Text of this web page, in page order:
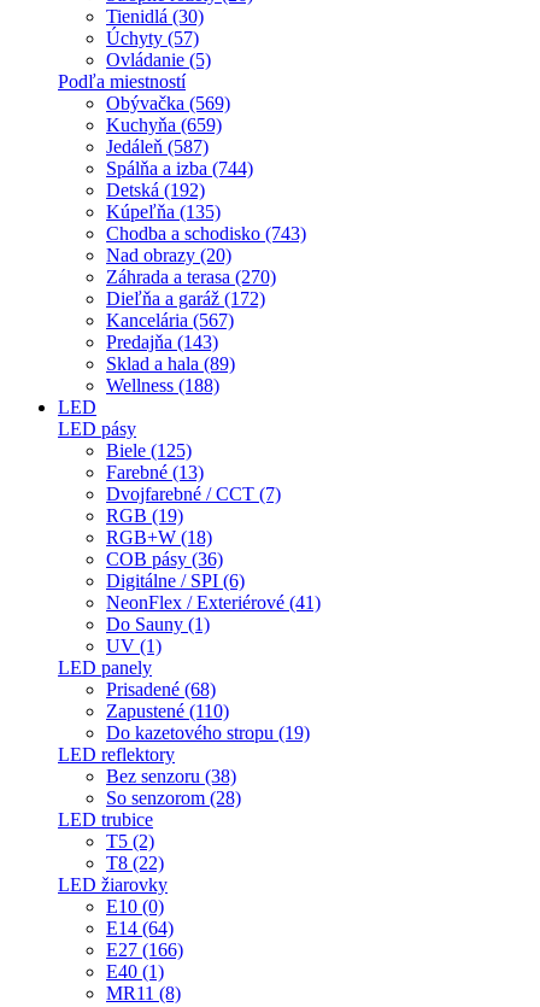
Tienidlá (30)
Úchyty (57)
Ovládanie (5)
Podľa miestností
Obývačka (569)
Kuchyňa (659)
Jedáleň (587)
Spálňa a izba (744)
Detská (192)
Kúpeľňa (135)
Chodba a schodisko (743)
Nad obrazy (20)
Záhrada a terasa (270)
Dieľňa a garáž (172)
Kancelária (567)
Predajňa (143)
Sklad a hala (89)
Wellness (188)
LED
LED pásy
Biele (125)
Farebné (13)
Dvojfarebné / CCT (7)
RGB (19)
RGB+W (18)
COB pásy (36)
Digitálne / SPI (6)
NeonFlex / Exteriérové (41)
Do Sauny (1)
UV (1)
LED panely
Prisadené (68)
Zapustené (110)
Do kazetového stropu (19)
LED reflektory
Bez senzoru (38)
So senzorom (28)
LED trubice
T5 (2)
T8 (22)
LED žiarovky
E10 (0)
E14 (64)
E27 (166)
E40 (1)
MR11 (8)